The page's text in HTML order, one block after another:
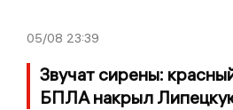
05/08 23:39
Звучат сирены:
БПЛА накрыл